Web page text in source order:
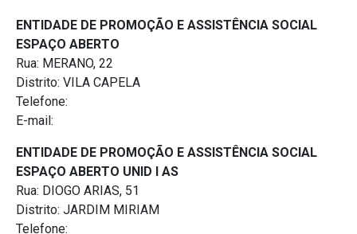
ENTIDADE DE PROMOÇÃO E ASSISTÊNCIA SOCIAL
ESPAÇO ABERTO
Rua: MERANO, 22
Distrito: VILA CAPELA
Telefone:
E-mail:
ENTIDADE DE PROMOÇÃO E ASSISTÊNCIA SOCIAL
ESPAÇO ABERTO UNID I AS
Rua: DIOGO ARIAS, 51
Distrito: JARDIM MIRIAM
Telefone: